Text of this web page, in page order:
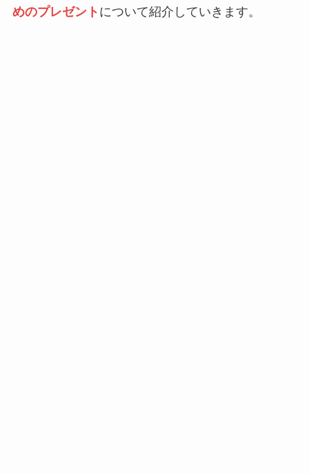
めのプレゼント について紹介していきます。